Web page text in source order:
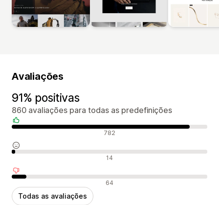
Avaliações
91% positivas
860 avaliações para todas as predefinições
782
14
64
Todas as avaliações